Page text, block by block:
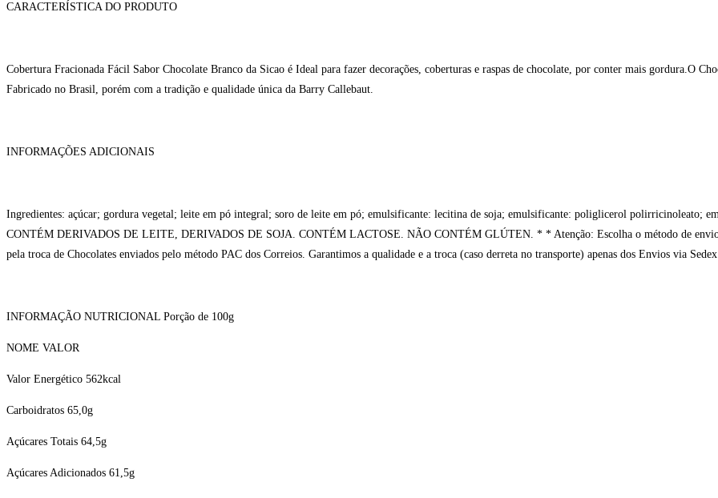
CARACTERÍSTICA DO PRODUTO
Cobertura Fracionada Fácil Sabor Chocolate Branco da Sicao é Ideal para fazer decorações, coberturas e raspas de chocolate, por conter mais gordura.O
Fabricado no Brasil, porém com a tradição e qualidade única da Barry Callebaut.
INFORMAÇÕES ADICIONAIS
Ingredientes: açúcar; gordura vegetal; leite em pó integral; soro de leite em pó; emulsificante: lecitina de soja; emulsificante: poliglicerol polirricinoleato;
CONTÉM DERIVADOS DE LEITE, DERIVADOS DE SOJA. CONTÉM LACTOSE. NÃO CONTÉM GLÚTEN. * * Atenção: Escolha o método de envio
pela troca de Chocolates enviados pelo método PAC dos Correios. Garantimos a qualidade e a troca (caso derreta no transporte) apenas dos Envios via
INFORMAÇÃO NUTRICIONAL Porção de 100g
NOME VALOR
Valor Energético 562kcal
Carboidratos 65,0g
Açúcares Totais 64,5g
Açúcares Adicionados 61,5g